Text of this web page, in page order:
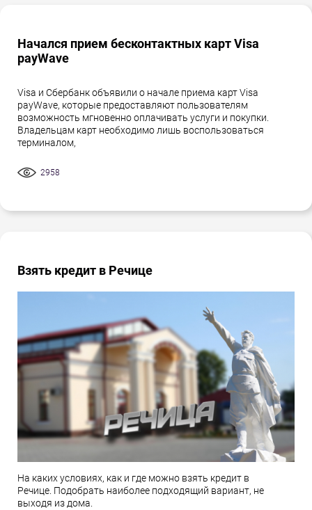
Начался прием бесконтактных карт Visa
payWave
Visa и Сбербанк объявили о начале приема карт Visa
payWave, которые предоставляют пользователям
возможность мгновенно оплачивать услуги и покупки.
Владельцам карт необходимо лишь воспользоваться
терминалом,
2958
Взять кредит в Речице
На каких условиях, как и где можно взять кредит в
Речице. Подобрать наиболее подходящий вариант, не
выходя из дома.